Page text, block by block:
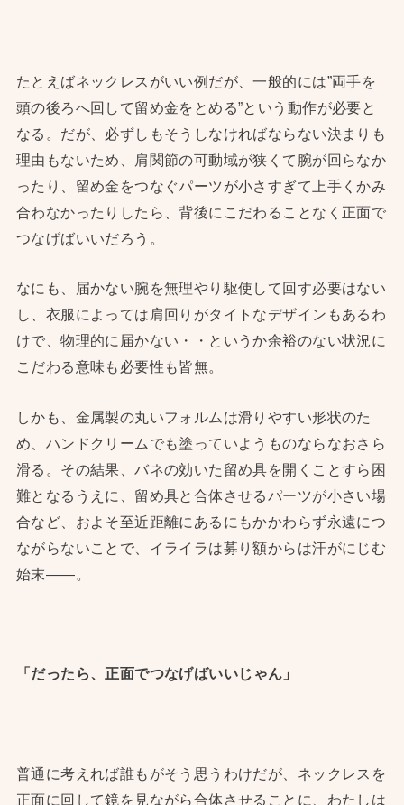
たとえばネックレスがいい例だが、一般的には”両手を
頭の後ろへ回して留め金をとめる”という動作が必要と
なる。だが、必ずしもそうしなければならない決まりも
理由もないため、肩関節の可動域が狭くて腕が回らなか
ったり、留め金をつなぐパーツが小さすぎて上手くかみ
合わなかったりしたら、背後にこだわることなく正面で
つなげばいいだろう。
なにも、届かない腕を無理やり駆使して回す必要はない
し、衣服によっては肩回りがタイトなデザインもあるわ
けで、物理的に届かない・・というか余裕のない状況に
こだわる意味も必要性も皆無。
しかも、金属製の丸いフォルムは滑りやすい形状のた
め、ハンドクリームでも塗っていようものならなおさら
滑る。その結果、バネの効いた留め具を開くことすら困
難となるうえに、留め具と合体させるパーツが小さい場
合など、およそ至近距離にあるにもかかわらず永遠につ
ながらないことで、イライラは募り額からは汗がにじむ
始末——。
「だったら、正面でつなげばいいじゃん」
普通に考えれば誰もがそう思うわけだが、ネックレスを
正面に回して鏡を見ながら合体させることに、わたしは